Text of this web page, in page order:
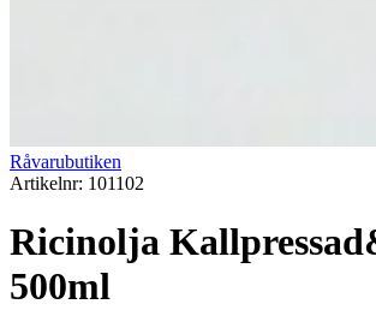
Råvarubutiken
Artikelnr: 101102
Ricinolja
500ml